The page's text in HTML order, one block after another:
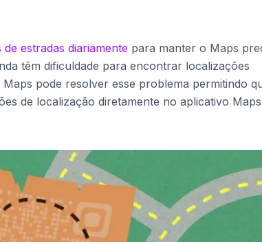
estradas diariamente para manter o Maps
têm dificuldade para encontrar localizações
pode resolver esse problema permitindo
de localização diretamente no aplicativo